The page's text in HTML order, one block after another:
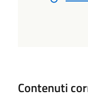
Contenuti